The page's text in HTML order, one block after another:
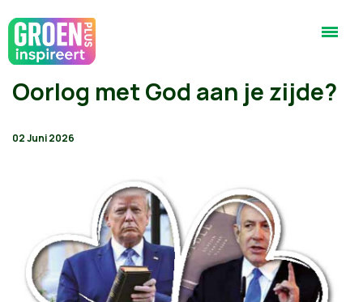
Oorlog met God aan je zijde?
02 Juni 2026